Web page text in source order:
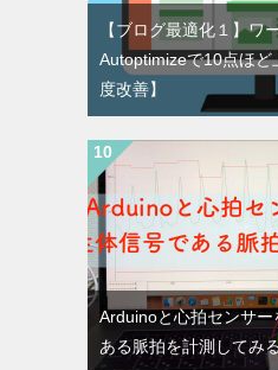
【ブログ最適化１】ワ
Autoptimizeで10点ほど
度改善】
Arduinoと心拍センサ
ある脈拍を計測してみ